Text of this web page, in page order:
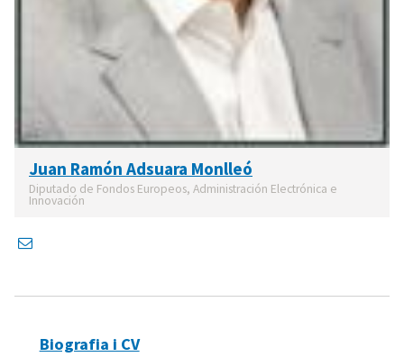
Juan Ramón Adsuara Monlleó
Diputado de Fondos Europeos, Administración Electrónica e
Innovación
Biografia i CV